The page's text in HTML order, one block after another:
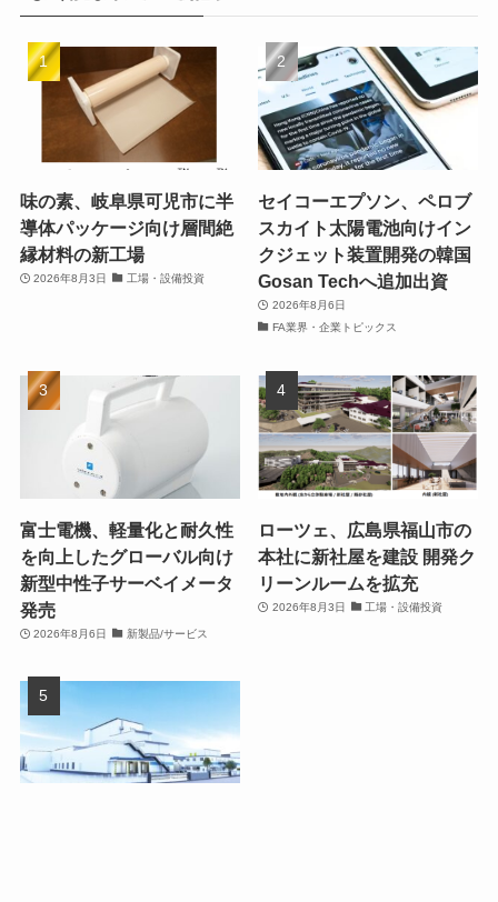
味の素、岐阜県可児市に半
導体パッケージ向け層間絶
縁材料の新工場
2026年8月3日 工場・設備投資
セイコーエプソン、ペロブ
スカイト太陽電池向けイン
クジェット装置開発の韓国
Gosan Techへ追加出資
2026年8月6日
FA業界・企業トピックス
富士電機、軽量化と耐久性
を向上したグローバル向け
新型中性子サーベイメータ
発売
2026年8月6日 新製品/サービス
ローツェ、広島県福山市の
本社に新社屋を建設 開発ク
リーンルームを拡充
2026年8月3日 工場・設備投資